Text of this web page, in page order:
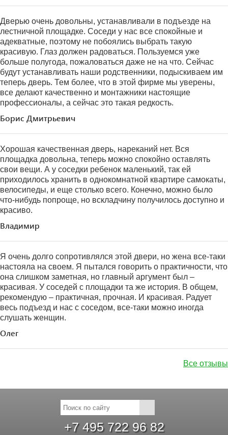
Дверью очень довольны, устанавливали в подъезде на
лестничной площадке. Соседи у нас все спокойные и
адекватные, поэтому не побоялись выбрать такую
красивую. Глаз должен радоваться. Пользуемся уже
больше полугода, пожаловаться даже не на что. Сейчас
будут устанавливать наши родственники, подыскиваем им
теперь дверь. Тем более, что в этой фирме мы уверены,
все делают качественно и монтажники настоящие
профессионалы, а сейчас это такая редкость.
Борис Дмитрьевич
Хорошая качественная дверь, нареканий нет. Вся
площадка довольна, теперь можно спокойно оставлять
свои вещи. А у соседки ребенок маленький, так ей
приходилось хранить в однокомнатной квартире самокаты,
велосипеды, и еще столько всего. Конечно, можно было
что-нибудь попроще, но вскладчину получилось доступно и
красиво.
Владимир
Я очень долго сопротивлялся этой двери, но жена все-таки
настояла на своем. Я пытался говорить о практичности, что
она слишком заметная, но главный аргумент был –
красивая. У соседей с площадки та же история. В общем,
рекомендую – практичная, прочная. И красивая. Радует
весь подъезд и нас с соседом, все-таки можно иногда
слушать женщин.
Олег
Все отзывы
+7 495 722 96 82